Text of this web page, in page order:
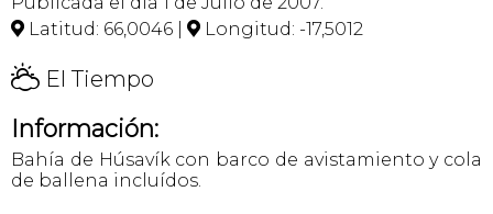
 Latitud: 66,0046 |  Longitud: -17,5012
H El Tiempo
Información:
Bahía de Húsavík con barco de avistamiento y cola
de ballena incluídos.